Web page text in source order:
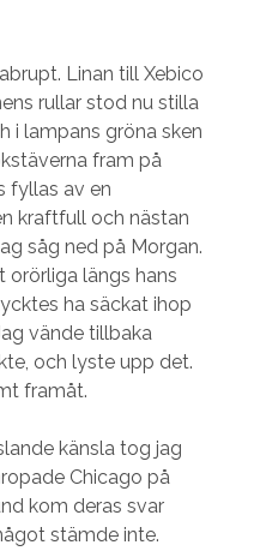
Linan till Xebico
rullar stod nu stilla
i lampans gröna sken
fram på
fyllas av en
kraftfull och nästan
såg ned på Morgan.
orörliga längs hans
ha säckat ihop
vände tillbaka
och lyste upp det.
framåt.
känsla tog jag
Chicago på
kom deras svar
stämde inte.